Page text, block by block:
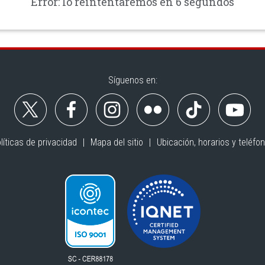
Síguenos en:
de privacidad Mapa del sitio Ubicación, horarios y